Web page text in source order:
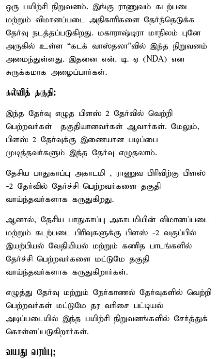
ஒரு பயிற்சி நிறுவனம். இங்கு ராணுவம் கடற்படை
மற்றும் விமானப்படை அதிகாரிகளை தேர்ந்தெடுக்க
தேர்வு நடத்தப்படுகிறது. மகாராஷ்டிரா மாநிலம் புனே
அருகில் உள்ள “கடக் வாஸ்தலா”வில் இந்த நிறுவனம்
அமைந்துள்ளது. இதனை என். டி. ஏ (NDA) என
சுருக்கமாக அழைப்பார்கள்.
கல்வித் தகுதி:
இந்த தேர்வு எழுத பிளஸ் 2 தேர்வில் வெற்றி
பெற்றவர்கள் தகுதியானவர்கள் ஆவார்கள். மேலும்,
பிளஸ் 2 தேர்வுக்கு இணையான படிப்பை
முடித்தவர்களும் இந்த தேர்வு எழுதலாம்.
தேசிய பாதுகாப்பு அகாடமி , ராணுவ பிரிவிற்கு பிளஸ்
-2 தேர்வில் தேர்ச்சி பெற்றவர்களை தகுதி
வாய்ந்தவர்களாக கருதுகிறது.
ஆனால், தேசிய பாதுகாப்பு அகாடமியின் விமானப்படை
மற்றும் கடற்படை பிரிவுகளுக்கு பிளஸ் -2 வகுப்பில்
இயற்பியல் வேதியியல் மற்றும் கணித பாடங்களில்
தேர்ச்சி பெற்றவர்களை மட்டுமே தகுதி
வாய்ந்தவர்களாக கருதுகிறார்கள்.
எழுத்து தேர்வு மற்றும் நேர்காணல் தேர்வுகளில் வெற்றி
பெற்றவர்கள் மட்டுமே தர வரிசை பட்டியல்
அடிப்படையில் இந்த பயிற்சி நிறுவனங்களில் சேர்த்துக்
கொள்ளப்படுகிறார்கள்.
வயது வரம்பு;